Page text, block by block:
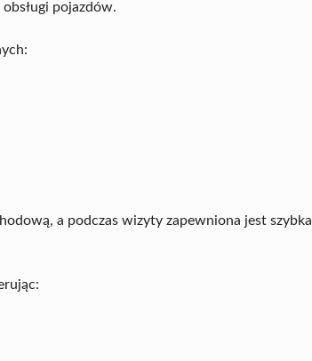
pojazdów.
a podczas wizyty zapewniona jest szybka